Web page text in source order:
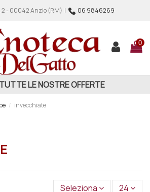
- 00042 Anzio (RM) | 06 9846269
0
LE NOSTRE OFFERTE
invecchiate
Seleziona 24